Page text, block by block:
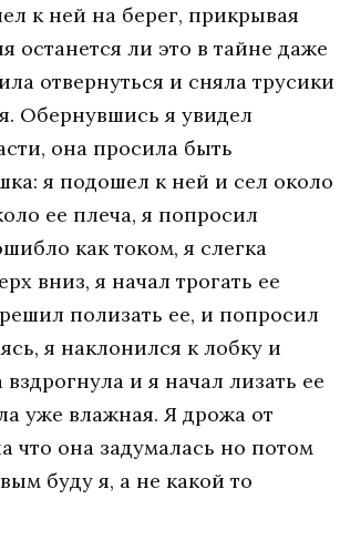
к ней на берег, прикрывая
останется ли это в тайне даже
отвернуться и сняла трусики
Обернувшись я увидел
она просила быть
я подошел к ней и сел около
ее плеча, я попросил
как током, я слегка
вниз, я начал трогать ее
полизать ее, и попросил
я наклонился к лобку и
и я начал лизать ее
уже влажная. Я дрожа от
что она задумалась но потом
буду я, а не какой то